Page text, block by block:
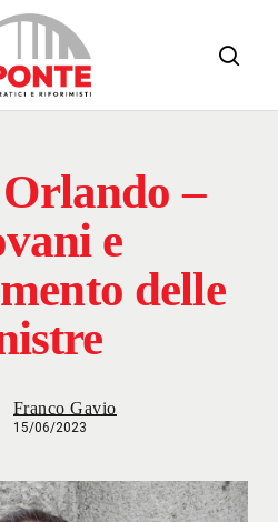
–
e
delle
Franco Gavio
15/06/2023